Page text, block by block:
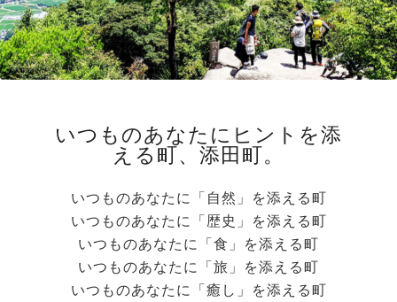
いつものあなたにヒントを添
える町、添田町。
いつものあなたに「自然」を添える町
いつものあなたに「歴史」を添える町
いつものあなたに「食」を添える町
いつものあなたに「旅」を添える町
いつものあなたに「癒し」を添える町